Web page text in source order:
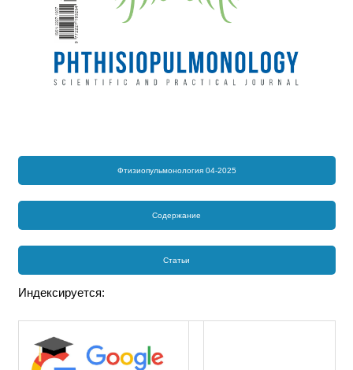
Фтизиопульмонология 04-2025
Содержание
Статьи
Индексируется: